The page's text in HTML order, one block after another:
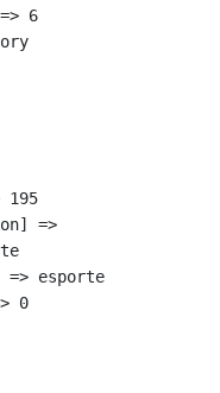
6
195
=>
=> esporte
0